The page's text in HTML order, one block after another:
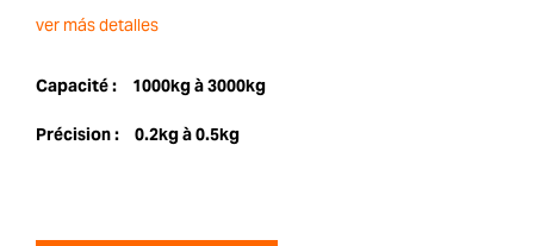
ver más detalles
Capacité : 1000kg à 3000kg
Précision : 0.2kg à 0.5kg